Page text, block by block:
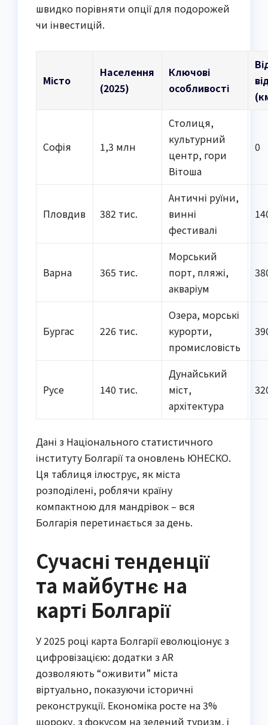
швидко порівняти опції для подорожей
чи інвестицій.
Місто
Населення
(2025)
Ключові
особливості
Софія 1,3 млн
Столиця,
культурний
центр, гори
Вітоша
0
Пловдив 382 тис.
Античні руїни,
винні
фестивалі
Варна 365 тис.
Морський
порт, пляжі,
акваріум
Бургас 226 тис.
Озера, морські
курорти,
промисловість
Русе 140 тис.
Дунайський
міст,
архітектура
Дані з Національного статистичного
інституту Болгарії та оновлень ЮНЕСКО.
Ця таблиця ілюструє, як міста
розподілені, роблячи країну
компактною для мандрівок – вся
Болгарія перетинається за день.
Сучасні тенденції
та майбутнє на
карті Болгарії
У 2025 році карта Болгарії еволюціонує з
цифровізацією: додатки з AR
дозволяють “оживити” міста
віртуально, показуючи історичні
реконструкції. Економіка росте на 3%
щороку, з фокусом на зелений туризм, і